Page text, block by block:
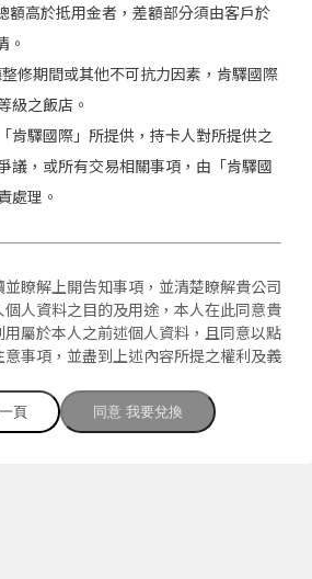
額高於抵用金者，差額部分須由客戶於
。
修期間或其他不可抗力因素，肯驛國際
級之飯店。
肯驛國際」所提供，持卡人對所提供之
議，或所有交易相關事項，由「肯驛國
處理。
瞭解上開告知事項，並清楚瞭解貴公司
人資料之目的及用途，本人在此同意貴
屬於本人之前述個人資料，且同意以點
事項，並盡到上述內容所提之權利及義